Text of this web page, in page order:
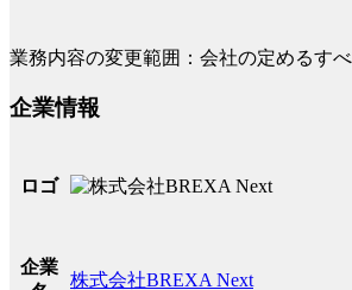
業務内容の変更範囲：会社の定めるす
企業情報
ロゴ
企業
株式会社BREXA Next